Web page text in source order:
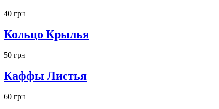
40 грн
Кольцо Крылья
50 грн
Каффы Листья
60 грн